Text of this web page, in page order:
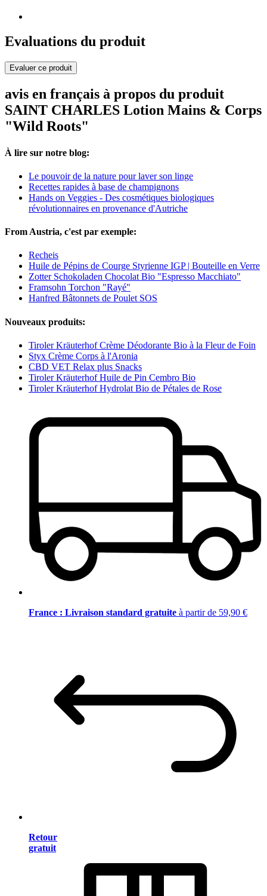
Evaluations du produit
Evaluer ce produit
avis en français à propos du produit
SAINT CHARLES Lotion Mains & Corps
"Wild Roots"
À lire sur notre blog:
Le pouvoir de la nature pour laver son linge
Recettes rapides à base de champignons
Hands on Veggies - Des cosmétiques biologiques
révolutionnaires en provenance d'Autriche
From Austria, c'est par exemple:
Recheis
Huile de Pépins de Courge Styrienne IGP | Bouteille en Verre
Zotter Schokoladen Chocolat Bio "Espresso Macchiato"
Framsohn Torchon "Rayé"
Hanfred Bâtonnets de Poulet SOS
Nouveaux produits:
Tiroler Kräuterhof Crème Déodorante Bio à la Fleur de Foin
Styx Crème Corps à l'Aronia
CBD VET Relax plus Snacks
Tiroler Kräuterhof Huile de Pin Cembro Bio
Tiroler Kräuterhof Hydrolat Bio de Pétales de Rose
France : Livraison standard gratuite à partir de 59,90 €
Retour
gratuit